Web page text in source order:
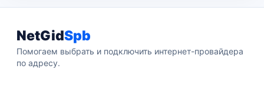
NetGidSpb
Помогаем выбрать и подключить интернет-провайдера
по адресу.